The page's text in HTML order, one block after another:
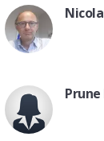
Prune